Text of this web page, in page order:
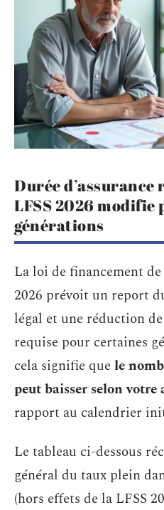
Durée d’assurance
LFSS 2026 modifie
générations
La loi de financement
2026 prévoit un report
légal et une réduction
requise pour certaines
cela signifie quele
peut baisser selon votre
rapport au calendrier
Le tableau ci-dessous
général du taux plein
(hors effets de la LFSS